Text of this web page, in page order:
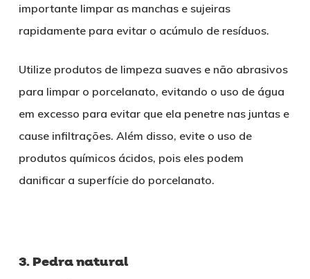
importante limpar as manchas e sujeiras
rapidamente para evitar o acúmulo de resíduos.
Utilize produtos de limpeza suaves e não abrasivos
para limpar o porcelanato, evitando o uso de água
em excesso para evitar que ela penetre nas juntas e
cause infiltrações. Além disso, evite o uso de
produtos químicos ácidos, pois eles podem
danificar a superfície do porcelanato.
3. Pedra natural